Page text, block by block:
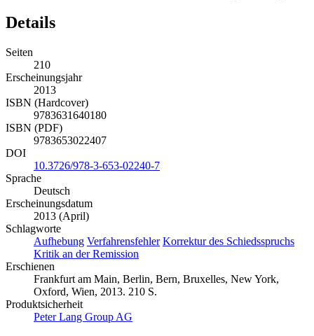
Details
Seiten
210
Erscheinungsjahr
2013
ISBN (Hardcover)
9783631640180
ISBN (PDF)
9783653022407
DOI
10.3726/978-3-653-02240-7
Sprache
Deutsch
Erscheinungsdatum
2013 (April)
Schlagworte
Aufhebung Verfahrensfehler Korrektur des Schiedsspruchs
Kritik an der Remission
Erschienen
Frankfurt am Main, Berlin, Bern, Bruxelles, New York,
Oxford, Wien, 2013. 210 S.
Produktsicherheit
Peter Lang Group AG